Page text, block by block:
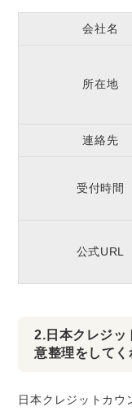
会社名
所在地
連絡先
受付時間
公式URL
2.日本クレジッ
意整理をしてく
日本クレジットカウ